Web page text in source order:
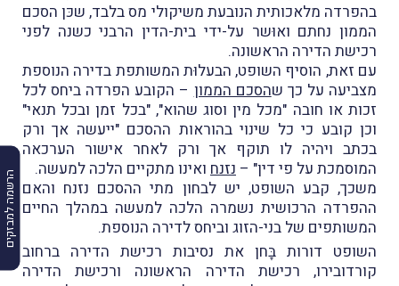
הרשמה למבזקים
בהפרדה מלאכותית הנובעת משיקולי מס בלבד, שכּן הסכם
הממון נחתם ואוּשר על-ידי בית-הדין הרבני כשנה לפני
רכישת הדירה הראשונה.
עם זאת, הוסיף השופט, הבעלוּת המשותפת בדירה הנוספת
מצביעה על כך שהסכם הממון – הקובע הפרדה ביחס לכל
זכות או חובה "מכל מין וסוג שהוא", "בכל זמן ובכל תנאי"
וכן קובע כי כל שינוי בהוראות ההסכם "ייעשה אך ורק
בכתב ויהיה לו תוקף אך ורק לאחר אישור הערכאה
המוסמכת על פי דין" – נזנח ואינו מתקיים הלכה למעשה.
משכך, קבע השופט, יש לבחון מתי ההסכם נזנח והאם
ההפרדה הרכושית נשמרה הלכה למעשה במהלך החיים
המשותפים של בני-הזוג וביחס לדירה הנוספת.
השופט דורות בָּחן את נסיבות רכישת הדירה ברחוב
קורדובירו, רכישת הדירה הראשונה ורכישת הדירה